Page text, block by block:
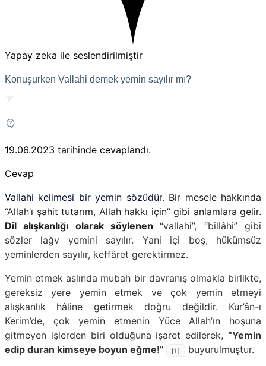
Yapay zeka ile seslendirilmiştir
Konuşurken Vallahi demek yemin sayılır mı?
19.06.2023 tarihinde cevaplandı.
Cevap
Vallahi kelimesi bir yemin sözüdür. Bir mesele hakkında
“Allah’ı şahit tutarım, Allah hakkı için” gibi anlamlara gelir.
Dil alışkanlığı olarak söylenen“vallahi”, “billâhi” gibi
sözler lağv yemini sayılır. Yani içi boş, hükümsüz
yeminlerden sayılır, keffâret gerektirmez.
Yemin etmek aslında mubah bir davranış olmakla birlikte,
gereksiz yere yemin etmek ve çok yemin etmeyi
alışkanlık hâline getirmek doğru değildir. Kur’ân-ı
Kerim’de, çok yemin etmenin Yüce Allah’ın hoşuna
gitmeyen işlerden biri olduğuna işaret edilerek, “Yemin
edip duran kimseye boyun eğme!”
[1] buyurulmuştur.